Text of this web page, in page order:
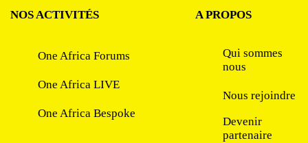
NOS ACTIVITÉS
One Africa Forums
One Africa LIVE
One Africa Bespoke
A PROPOS
Qui sommes
nous
Nous rejoindre
Devenir
partenaire